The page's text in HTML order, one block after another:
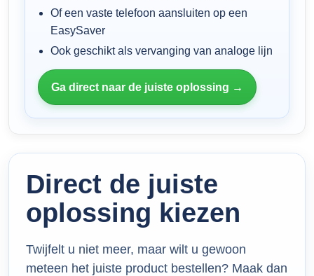
Of een vaste telefoon aansluiten op een
EasySaver
Ook geschikt als vervanging van analoge lijn
Ga direct naar de juiste oplossing →
Direct de juiste
oplossing kiezen
Twijfelt u niet meer, maar wilt u gewoon
meteen het juiste product bestellen? Maak dan